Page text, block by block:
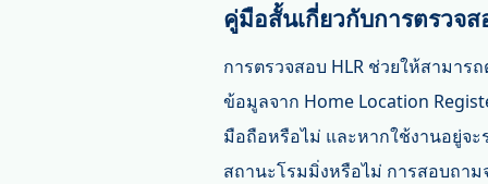
คู่มือสั้นเกี่ยวกับการตรวจส
การตรวจสอบ HLR ช่วยให้สามา
ข้อมูลจาก Home Location
มือถือหรือไม่ และหากใช้งานอยู่จะ
สถานะโรมมิ่งหรือไม่ การสอบถาม